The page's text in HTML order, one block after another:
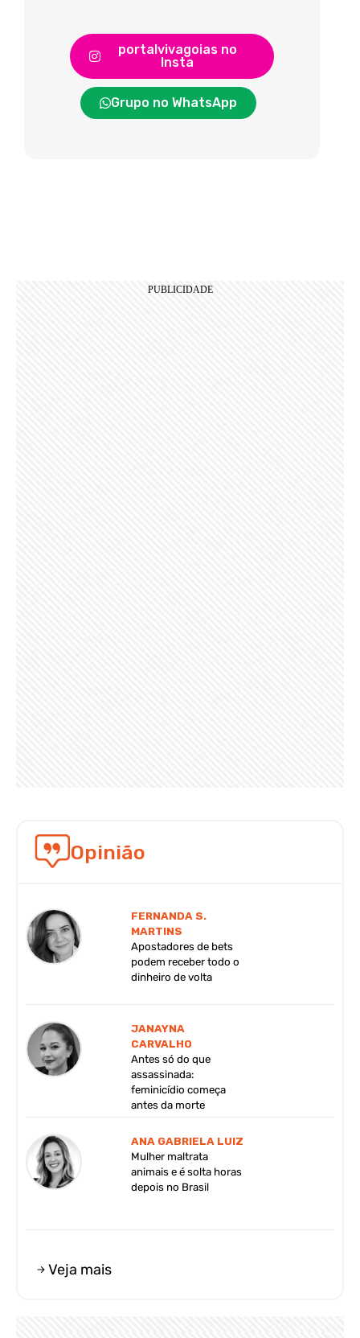
portalvivagoias no
Insta
Grupo no WhatsApp
Opinião
FERNANDA S.
MARTINS
Apostadores de bets
podem receber todo o
dinheiro de volta
JANAYNA
CARVALHO
Antes só do que
assassinada:
feminicídio começa
antes da morte
ANA GABRIELA LUIZ
Mulher maltrata
animais e é solta horas
depois no Brasil
Veja mais